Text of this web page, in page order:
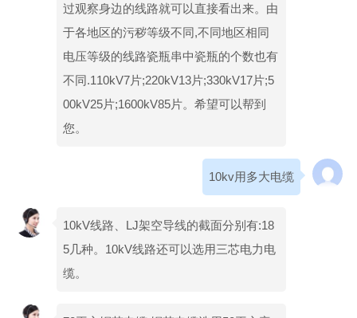
过观察身边的线路就可以直接看出来。由
于各地区的污秽等级不同,不同地区相同
电压等级的线路瓷瓶串中瓷瓶的个数也有
不同.110kV7片;220kV13片;330kV17片;5
00kV25片;1600kV85片。希望可以帮到
您。
10kv用多大电缆
10kV线路、LJ架空导线的截面分别有:18
5几种。10kV线路还可以选用三芯电力电
缆。